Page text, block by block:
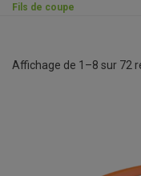
Fils de coupe
Affichage de 1–8 sur 72